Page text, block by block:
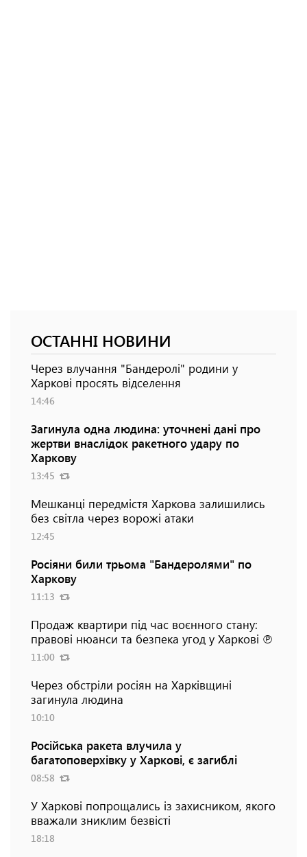
ОСТАННІ НОВИНИ
Через влучання "Бандеролі" родини у
Харкові просять відселення
14:46
Загинула одна людина: уточнені дані про
жертви внаслідок ракетного удару по
Харкову
13:45
Мешканці передмістя Харкова залишились
без світла через ворожі атаки
12:45
Росіяни били трьома "Бандеролями" по
Харкову
11:13
Продаж квартири під час воєнного стану:
правові нюанси та безпека угод у Харкові ℗
11:00
Через обстріли росіян на Харківщині
загинула людина
10:10
Російська ракета влучила у
багатоповерхівку у Харкові, є загиблі
08:58
У Харкові попрощались із захисником, якого
вважали зниклим безвісті
18:18